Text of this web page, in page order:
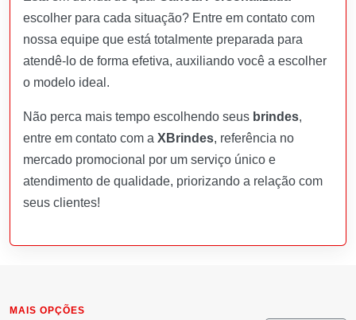
escolher para cada situação? Entre em contato com
nossa equipe que está totalmente preparada para
atendê-lo de forma efetiva, auxiliando você a escolher
o modelo ideal.
Não perca mais tempo escolhendo seus brindes,
entre em contato com a XBrindes, referência no
mercado promocional por um serviço único e
atendimento de qualidade, priorizando a relação com
seus clientes!
MAIS OPÇÕES